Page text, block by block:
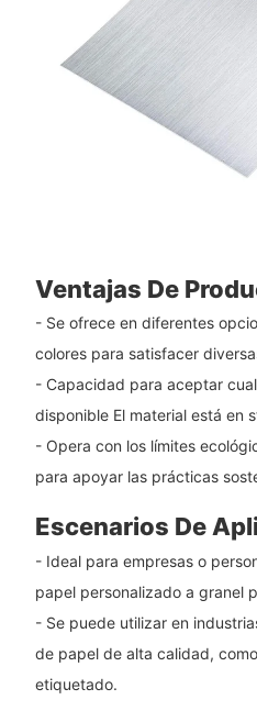
Ventajas De
- Se ofrece en diferentes
colores para satisfacer
- Capacidad para aceptar
disponible El material está en
- Opera con los límites
para apoyar las prácticas
Escenarios De
- Ideal para empresas o
papel personalizado a granel
- Se puede utilizar en
de papel de alta calidad,
etiquetado.